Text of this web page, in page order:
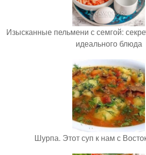
Изысканные пельмени с семгой:
идеального блюда
Шурпа. Этот суп к нам с